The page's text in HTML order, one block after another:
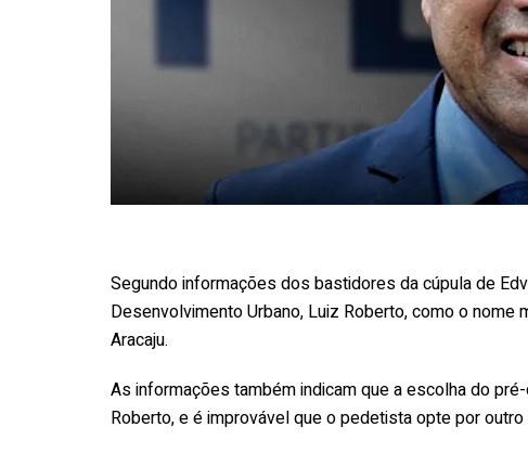
Segundo informações dos bastidores da cúpula de
Desenvolvimento Urbano, Luiz Roberto, como o
Aracaju.
As informações também indicam que a escolha do
Roberto, e é improvável que o pedetista opte por